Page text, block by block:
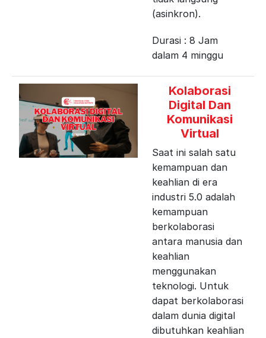
(asinkron).
Durasi : 8 Jam
dalam 4 minggu
Kolaborasi
Digital Dan
Komunikasi
Virtual
Saat ini salah satu
kemampuan dan
keahlian di era
industri 5.0 adalah
kemampuan
berkolaborasi
antara manusia dan
keahlian
menggunakan
teknologi. Untuk
dapat berkolaborasi
dalam dunia digital
dibutuhkan keahlian